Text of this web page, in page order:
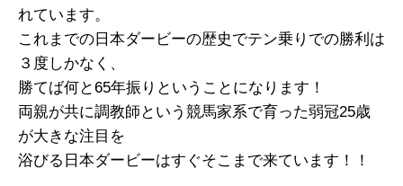
れています。
これまでの日本ダービーの歴史でテン乗りでの勝利は
３度しかなく、
勝てば何と65年振りということになります！
両親が共に調教師という競馬家系で育った弱冠25歳
が大きな注目を
浴びる日本ダービーはすぐそこまで来ています！！